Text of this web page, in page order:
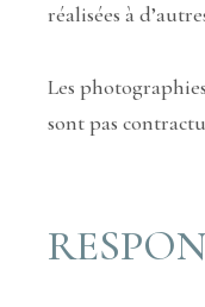
réalisées à
Les
sont pas